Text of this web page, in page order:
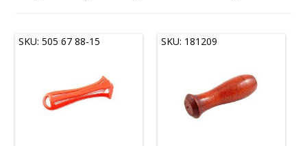
SKU: 505 67 88-15 SKU: 181209